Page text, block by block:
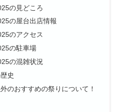
の見どころ
の屋台出店情報
のアクセス
の駐車場
の混雑状況
史
のおすすめの祭りについて！